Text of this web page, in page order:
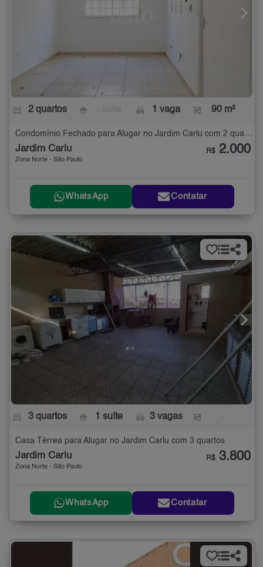
2 quartos 1 vaga 90 m²
Condomínio Fechado para Alugar no Jardim Carlu com 2 quartos - 90 m²
Jardim Carlu
Zona Norte - São Paulo
R$ 2.000
WhatsApp Contatar
3 quartos 1 suíte 3 vagas
Casa Térrea para Alugar no Jardim Carlu com 3 quartos
Jardim Carlu
Zona Norte - São Paulo
R$ 3.800
WhatsApp Contatar